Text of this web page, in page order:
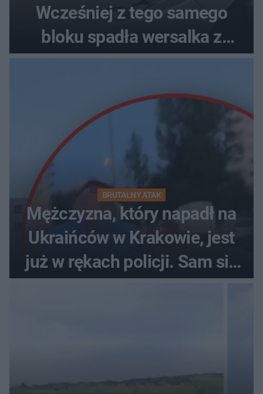
Wcześniej z tego samego
bloku spadła wersalka z
pościelą
BRUTALNY ATAK
Mężczyzna, który napadł na
Ukraińców w Krakowie, jest
już w rękach policji. Sam się